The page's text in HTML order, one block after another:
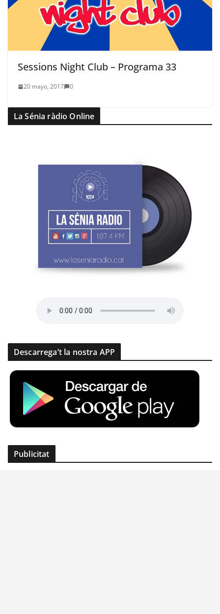
Sessions Night Club – Programa 33
20 mayo, 2017 0
La Sénia ràdio Online
Descarrega’t la nostra APP
Publicitat